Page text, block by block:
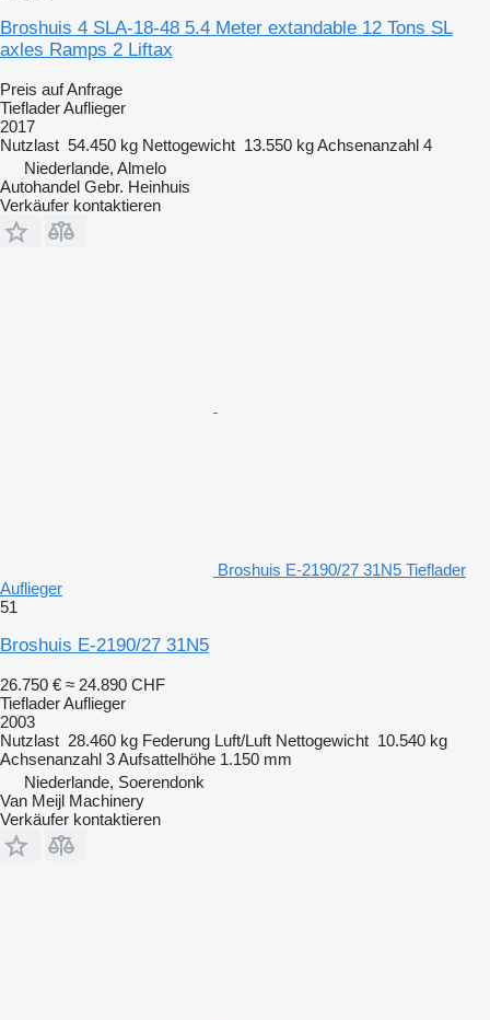
Broshuis 4 SLA-18-48 5.4 Meter extandable 12 Tons SL
axles Ramps 2 Liftax
Preis auf Anfrage
Tieflader Auflieger
2017
Nutzlast 54.450 kg Nettogewicht 13.550 kgAchsenanzahl 4
Niederlande, Almelo
Autohandel Gebr. Heinhuis
Verkäufer kontaktieren
Broshuis E-2190/27 31N5 Tieflader
Auflieger
51
Broshuis E-2190/27 31N5
26.750 € ≈ 24.890 CHF
Tieflader Auflieger
2003
Nutzlast 28.460 kg Federung Luft/Luft Nettogewicht 10.540 kg
Achsenanzahl 3Aufsattelhöhe 1.150 mm
Niederlande, Soerendonk
Van Meijl Machinery
Verkäufer kontaktieren